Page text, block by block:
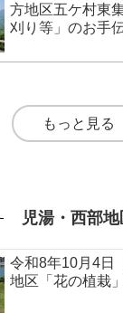
方地区五ケ村東
刈り等」のお手
もっと見る
児湯・西部地
令和8年10月4日
地区「花の植栽